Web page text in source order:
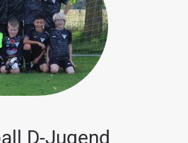
D-Jugend